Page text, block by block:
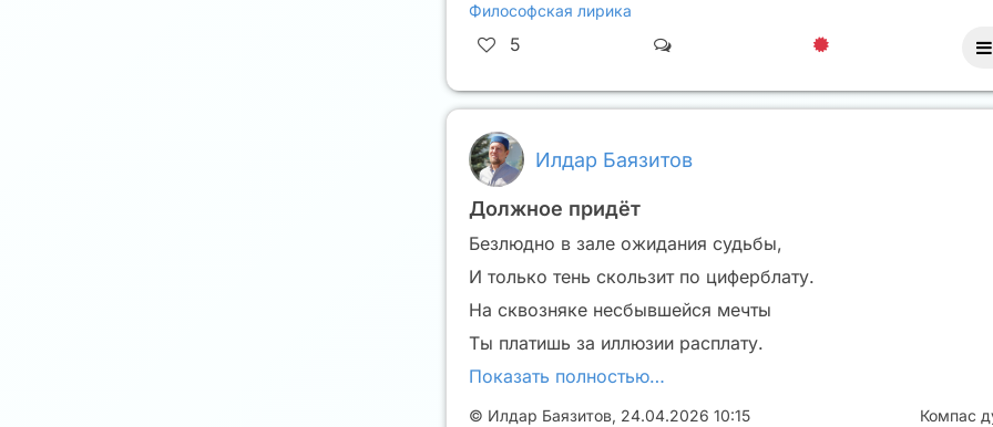
Философская лирика
5
Илдар Баязитов
Должное придёт
Безлюдно в зале ожидания судьбы,
И только тень скользит по циферблату.
На сквозняке несбывшейся мечты
Ты платишь за иллюзии расплату.
Показать полностью…
© Илдар Баязитов, 24.04.2026 10:15
Компас